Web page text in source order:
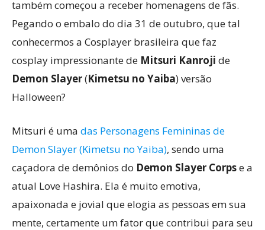
também começou a receber homenagens de fãs.
Pegando o embalo do dia 31 de outubro, que tal
conhecermos a Cosplayer brasileira que faz
cosplay impressionante de Mitsuri Kanroji de
Demon Slayer(Kimetsu no Yaiba) versão
Halloween?
Mitsuri é uma das Personagens Femininas de
Demon Slayer (Kimetsu no Yaiba), sendo uma
caçadora de demônios do Demon Slayer Corpse a
atual Love Hashira. Ela é muito emotiva,
apaixonada e jovial que elogia as pessoas em sua
mente, certamente um fator que contribui para seu